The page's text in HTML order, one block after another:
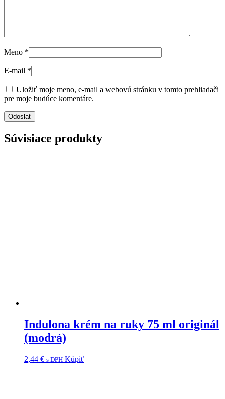
Meno *
E-mail *
Uložiť moje meno, e-mail a webovú stránku v tomto prehliadači
pre moje budúce komentáre.
Súvisiace produkty
Indulona krém na ruky 75 ml originál
(modrá)
2,44 € s DPH Kúpiť